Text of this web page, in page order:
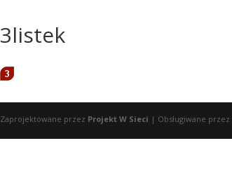
3listek
Zaprojektowane przez Projekt W Sieci | Obsługiwane przez